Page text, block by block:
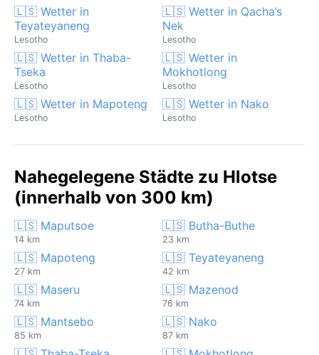
🇱🇸 Wetter in
Teyateyaneng
Lesotho
🇱🇸 Wetter in Qacha’s
Nek
Lesotho
🇱🇸 Wetter in Thaba-
Tseka
Lesotho
🇱🇸 Wetter in
Mokhotlong
Lesotho
🇱🇸 Wetter in Mapoteng
Lesotho
🇱🇸 Wetter in Nako
Lesotho
Nahegelegene Städte zu Hlotse
(innerhalb von 300 km)
🇱🇸 Maputsoe
14 km
🇱🇸 Butha-Buthe
23 km
🇱🇸 Mapoteng
27 km
🇱🇸 Teyateyaneng
42 km
🇱🇸 Maseru
74 km
🇱🇸 Mazenod
76 km
🇱🇸 Mantsebo
85 km
🇱🇸 Nako
87 km